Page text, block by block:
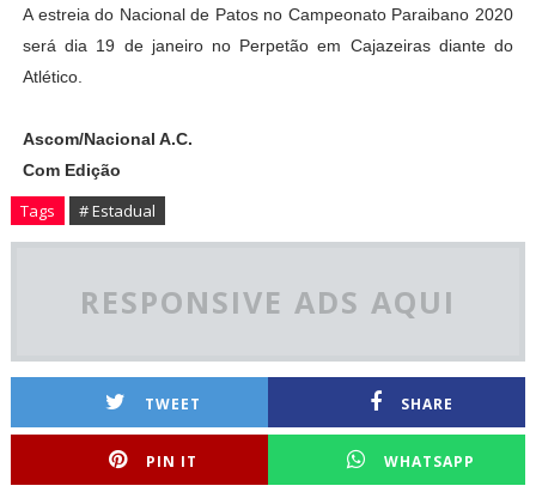
A estreia do Nacional de Patos no Campeonato Paraibano 2020
será dia 19 de janeiro no Perpetão em Cajazeiras diante do
Atlético.
Ascom/Nacional A.C.
Com Edição
Tags # Estadual
RESPONSIVE ADS AQUI
TWEET SHARE
PIN IT WHATSAPP